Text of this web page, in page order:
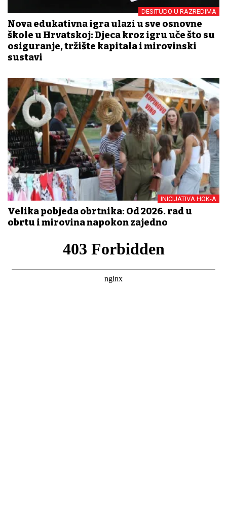
DESITUDO U RAZREDIMA
Nova edukativna igra ulazi u sve osnovne
škole u Hrvatskoj: Djeca kroz igru uče što su
osiguranje, tržište kapitala i mirovinski
sustavi
INICIJATIVA HOK-A
Velika pobjeda obrtnika: Od 2026. rad u
obrtu i mirovina napokon zajedno